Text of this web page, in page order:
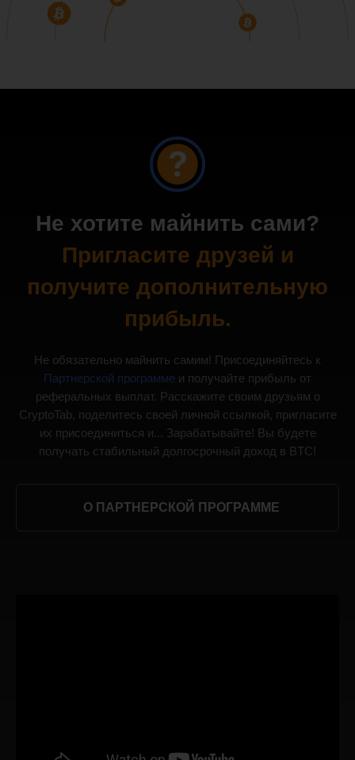
Не хотите майнить сами?
Пригласите друзей и
получите дополнительную
прибыль.
Не обязательно майнить самим! Присоединяйтесь к
Партнерской программе и получайте прибыль от
реферальных выплат. Расскажите своим друзьям о
CryptoTab, поделитесь своей личной ссылкой, пригласите
их присоединиться и... Зарабатывайте! Вы будете
получать стабильный долгосрочный доход в BTC!
О ПАРТНЕРСКОЙ ПРОГРАММЕ